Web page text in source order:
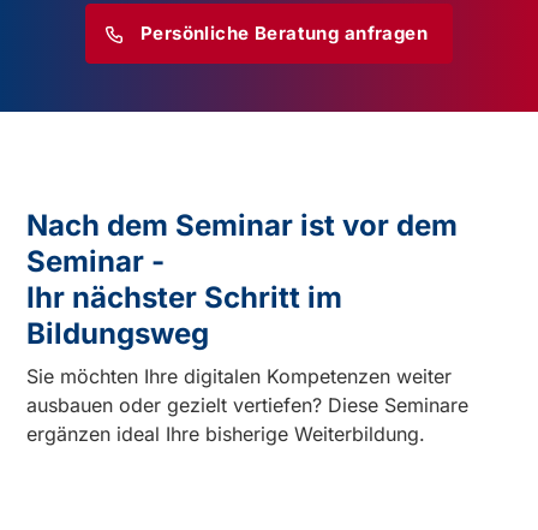
Persönliche Beratung anfragen
Nach dem Seminar ist vor dem
Seminar -
Ihr nächster Schritt im
Bildungsweg
Sie möchten Ihre digitalen Kompetenzen weiter
ausbauen oder gezielt vertiefen? Diese Seminare
ergänzen ideal Ihre bisherige Weiterbildung.